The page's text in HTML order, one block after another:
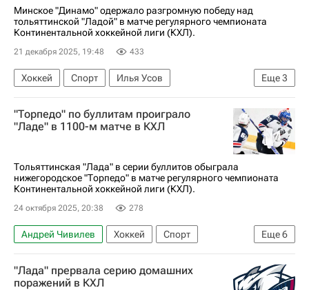
Минское "Динамо" одержало разгромную победу над
тольяттинской "Ладой" в матче регулярного чемпионата
Континентальной хоккейной лиги (КХЛ).
21 декабря 2025, 19:48 433
Еще3
Хоккей Спорт
Илья Усов
КХЛ 2025-2026
Лада Динамо (Минск)
"Торпедо" по буллитам проиграло
"Ладе" в 1100-м матче в КХЛ
Тольяттинская "Лада" в серии буллитов обыграла
нижегородское "Торпедо" в матче регулярного чемпионата
Континентальной хоккейной лиги (КХЛ).
24 октября 2025, 20:38 278
Еще6
Андрей Чивилев Хоккей
Спорт
Георгий Белоусов
Андрей Белевич
Торпедо
Лада
Локомотив (Ярославль)
"Лада" прервала серию домашних
поражений в КХЛ